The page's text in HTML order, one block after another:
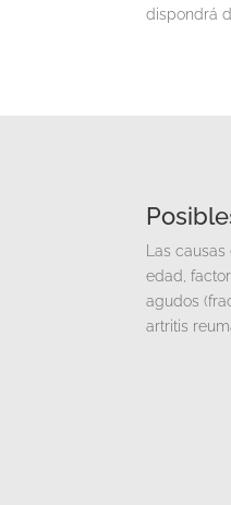
dispondrá
Las
edad,
agudos
artritis